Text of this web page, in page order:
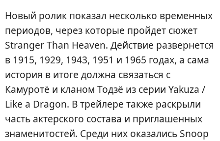
Новый ролик показал несколько временных
периодов, через которые пройдет сюжет
Stranger Than Heaven. Действие развернется
в 1915, 1929, 1943, 1951 и 1965 годах, а сама
история в итоге должна связаться с
Камуротё и кланом Тодзё из серии Yakuza /
Like a Dragon. В трейлере также раскрыли
часть актерского состава и приглашенных
знаменитостей. Среди них оказались Snoop